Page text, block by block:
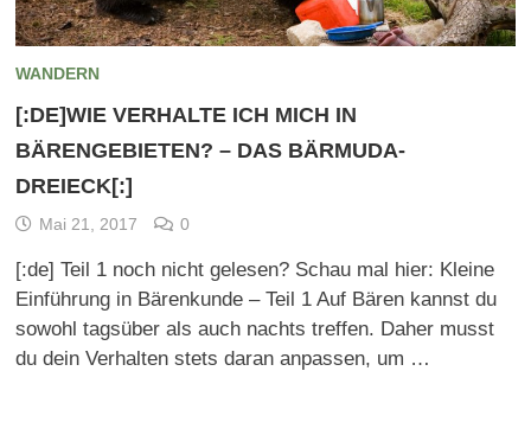
WANDERN
[:DE]WIE VERHALTE ICH MICH IN
BÄRENGEBIETEN? – DAS BÄRMUDA-
DREIECK[:]
Mai 21, 2017 0
[:de] Teil 1 noch nicht gelesen? Schau mal hier: Kleine
Einführung in Bärenkunde – Teil 1 Auf Bären kannst du
sowohl tagsüber als auch nachts treffen. Daher musst
du dein Verhalten stets daran anpassen, um …